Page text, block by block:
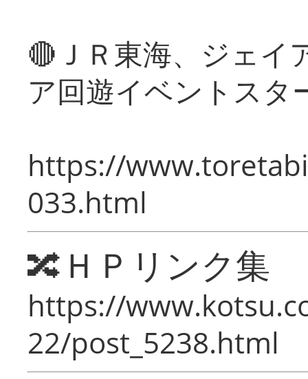
🔴ＪＲ東海、ジェイ
ア回遊イベントスタ
https://
033.html
🔀ＨＰリンク集
https://
22/post_5238.html